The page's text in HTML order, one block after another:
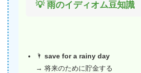
💡 雨のイディオム豆知識
🌂 save for a rainy day
→ 将来のために貯金する